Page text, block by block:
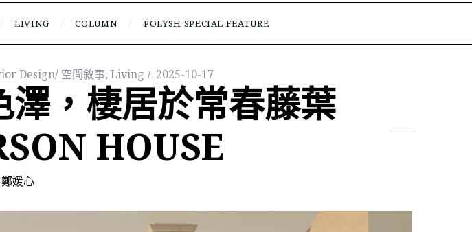
LIVING COLUMN POLYSH SPECIAL FEATURE
Design/ 空間敘事, Living 2025-10-17
，棲居於常春藤葉
HOUSE
鄭媛心